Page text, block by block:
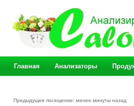
Главная Анализаторы
Предыдущее посещение: менее минуты назад